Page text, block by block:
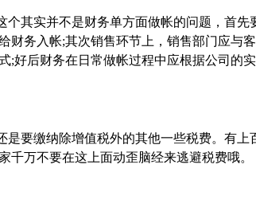
其实并不是财务单方面做帐的问题，首先
财务入帐;其次销售环节上，销售部门应与
;好后财务在日常做帐过程中应根据公司的
是要缴纳除增值税外的其他一些税费。有上
万不要在这上面动歪脑经来逃避税费哦。